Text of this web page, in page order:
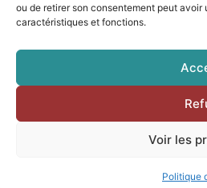
ou de retirer son consentement peut
caractéristiques et fonctions.
Voir les
Politique